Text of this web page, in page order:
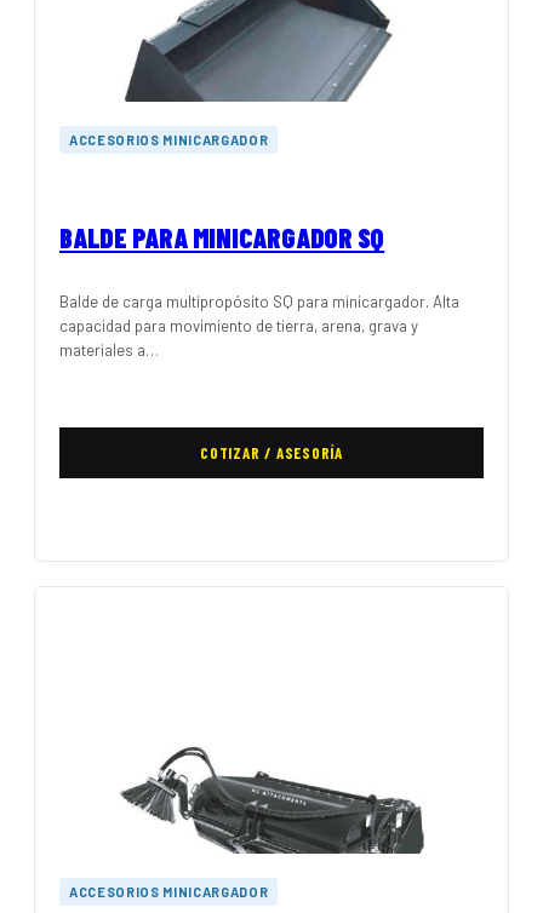
ACCESORIOS MINICARGADOR
BALDE PARA MINICARGADOR SQ
Balde de carga multipropósito SQ para minicargador. Alta
capacidad para movimiento de tierra, arena, grava y
materiales a…
COTIZAR / ASESORÍA
ACCESORIOS MINICARGADOR